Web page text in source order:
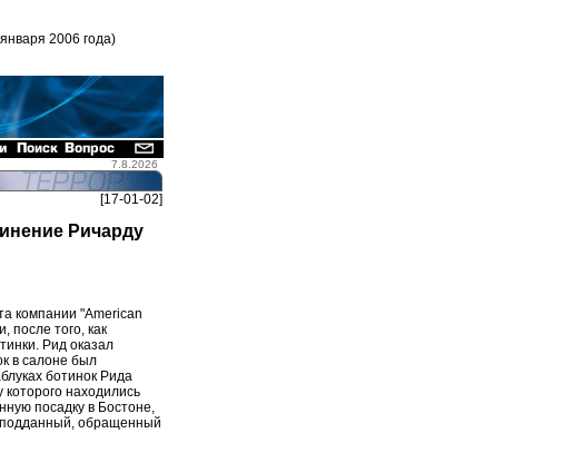
2006 года)
7.8.2026
[17-01-02]
Ричарду
компании "American
того, как
Рид оказал
в салоне был
ботинок Рида
находились
посадку в Бостоне,
подданный, обращенный